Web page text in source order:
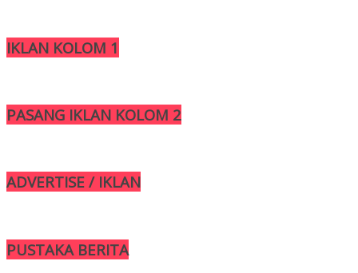
IKLAN KOLOM 1
PASANG IKLAN KOLOM 2
ADVERTISE / IKLAN
PUSTAKA BERITA